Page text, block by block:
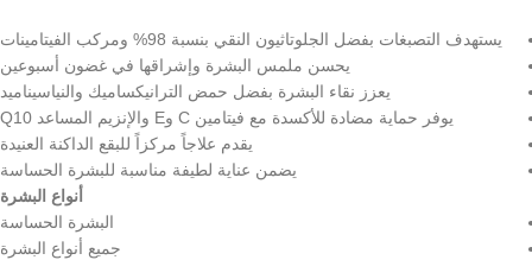
يستهدف التصبغات بفضل الجلوتاثيون النقي بنسبة 98% ومركب الفيتامينات
يحسن ملمس البشرة وإشراقها في غضون أسبوعين
يعزز نقاء البشرة بفضل حمض الترانيكساميك والنياسيناميد
يوفر حماية مضادة للأكسدة مع فيتامين C وE والإنزيم المساعد Q10
يقدم علاجاً مركزاً للبقع الداكنة العنيدة
يضمن عناية لطيفة مناسبة للبشرة الحساسة
أنواع البشرة
البشرة الحساسة
جميع أنواع البشرة